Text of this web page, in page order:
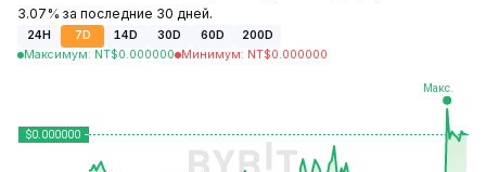
3.07% за последние 30 дней.
24H 7D 14D 30D 60D
200D
Максимум: NT$0.000000 Минимум: NT$0.000000